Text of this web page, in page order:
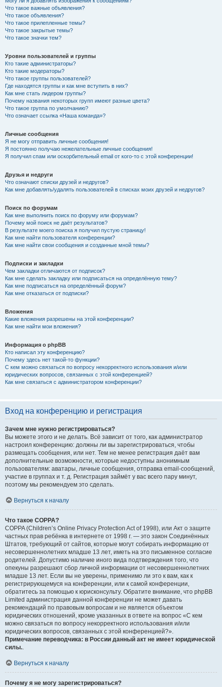
Что такое важные объявления?
Что такое объявления?
Что такое прилепленные темы?
Что такое закрытые темы?
Что такое значки тем?
Уровни пользователей и группы
Кто такие администраторы?
Кто такие модераторы?
Что такое группы пользователей?
Где находятся группы и как мне вступить в них?
Как мне стать лидером группы?
Почему названия некоторых групп имеют разные цвета?
Что такое группа по умолчанию?
Что означает ссылка «Наша команда»?
Личные сообщения
Я не могу отправить личные сообщения!
Я постоянно получаю нежелательные личные сообщения!
Я получил спам или оскорбительный email от кого-то с этой конференции!
Друзья и недруги
Что означают списки друзей и недругов?
Как мне добавлять/удалять пользователей в списках моих друзей и недругов?
Поиск по форумам
Как мне выполнить поиск по форуму или форумам?
Почему мой поиск не даёт результатов?
В результате моего поиска я получил пустую страницу!
Как мне найти пользователя конференции?
Как мне найти свои сообщения и созданные мной темы?
Подписки и закладки
Чем закладки отличаются от подписок?
Как мне сделать закладку или подписаться на определённую тему?
Как мне подписаться на определённый форум?
Как мне отказаться от подписки?
Вложения
Какие вложения разрешены на этой конференции?
Как мне найти мои вложения?
Информация о phpBB
Кто написал эту конференцию?
Почему здесь нет такой-то функции?
С кем можно связаться по вопросу некорректного использования и/или
юридических вопросов, связанных с этой конференцией?
Как мне связаться с администратором конференции?
Вход на конференцию и регистрация
Зачем мне нужно регистрироваться?
Вы можете этого и не делать. Всё зависит от того, как администратор
настроил конференцию: должны ли вы зарегистрироваться, чтобы
размещать сообщения, или нет. Тем не менее регистрация даёт вам
дополнительные возможности, которые недоступны анонимным
пользователям: аватары, личные сообщения, отправка email-сообщений,
участие в группах и т. д. Регистрация займёт у вас всего пару минут,
поэтому мы рекомендуем это сделать.
Вернуться к началу
Что такое COPPA?
COPPA (Children’s Online Privacy Protection Act of 1998), или Акт о защите
частных прав ребёнка в интернете от 1998 г. — это закон Соединённых
Штатов, требующий от сайтов, которые могут собирать информацию от
несовершеннолетних младше 13 лет, иметь на это письменное согласие
родителей. Допустимо наличие иного вида подтверждения того, что
опекуны разрешают сбор личной информации от несовершеннолетних
младше 13 лет. Если вы не уверены, применимо ли это к вам, как к
регистрирующемуся на конференции, или к самой конференции,
обратитесь за помощью к юрисконсульту. Обратите внимание, что phpBB
Limited администрация данной конференции не может давать
рекомендаций по правовым вопросам и не является объектом
юридических отношений, кроме указанных в ответе на вопрос «С кем
можно связаться по вопросу некорректного использования и/или
юридических вопросов, связанных с этой конференцией?».
Примечание переводчика: в России данный акт не имеет юридической
силы..
Вернуться к началу
Почему я не могу зарегистрироваться?